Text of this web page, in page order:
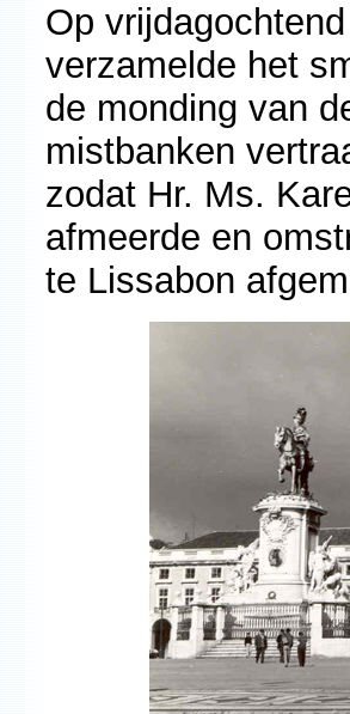
Op
verzamelde het
de monding van
mistbanken
zodat Hr. Ms.
afmeerde en
te Lissabon